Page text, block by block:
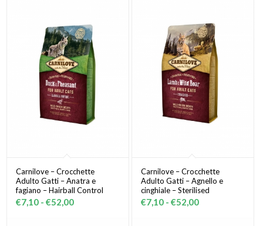
Carnilove – Crocchette
Adulto Gatti – Anatra e
fagiano – Hairball Control
€7,10 - €52,00Fascia
Carnilove – Crocchette
Adulto Gatti – Agnello e
cinghiale – Sterilised
€7,10 - €52,00Fascia